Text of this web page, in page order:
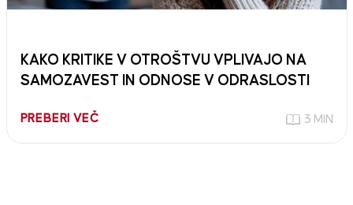
KAKO KRITIKE V OTROŠTVU VPLIVAJO NA
SAMOZAVEST IN ODNOSE V ODRASLOSTI
PREBERI VEČ 3 MIN